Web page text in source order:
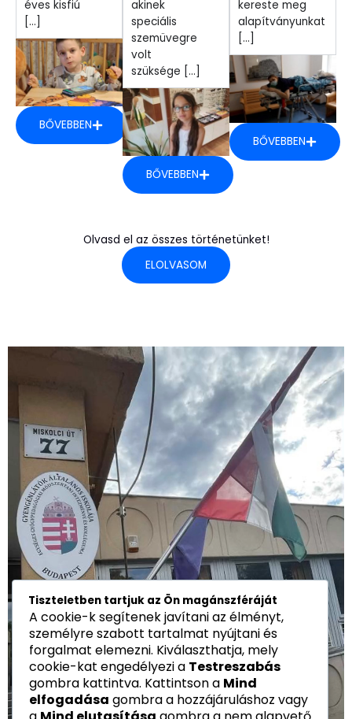
éves kisfiú
[...]
BŐVEBBEN
akinek
speciális
szemüvegre
volt
szüksége [...]
BŐVEBBEN
kereste meg
alapítványunkat
[...]
BŐVEBBEN
Olvasd el az összes történetünket!
ELOLVASOM
Tiszteletben tartjuk az Ön magánszféráját
A cookie-k segítenek javítani az élményt,
személyre szabott tartalmat nyújtani és
forgalmat elemezni. Kiválaszthatja, mely
cookie-kat engedélyezi a Testreszabás
gombra kattintva. Kattintson a Mind
elfogadása gombra a hozzájáruláshoz vagy